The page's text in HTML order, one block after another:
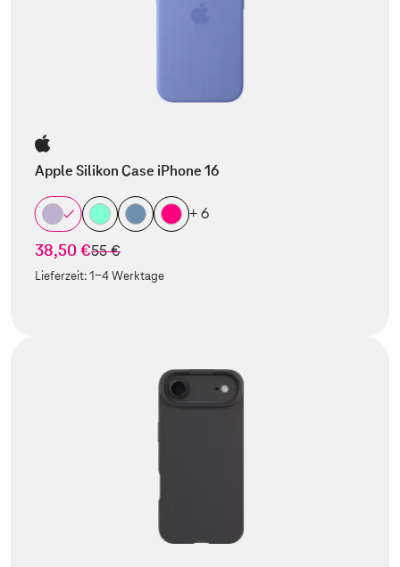
Apple Silikon Case iPhone 16
+ 6
38,50 €statt
55 €
Lieferzeit:1-4 Werktage